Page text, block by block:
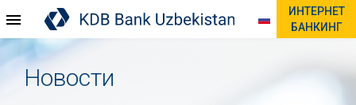
ИНТЕРНЕТ
БАНКИНГ
Новости